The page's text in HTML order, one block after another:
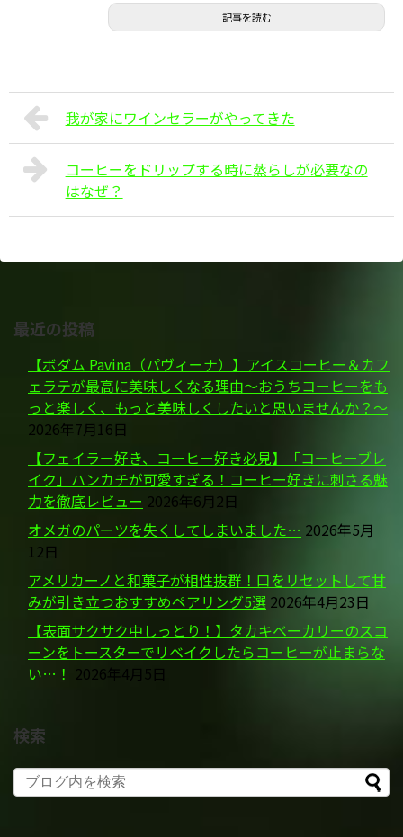
記事を読む
我が家にワインセラーがやってきた
コーヒーをドリップする時に蒸らしが必要なの
はなぜ？
最近の投稿
【ボダム Pavina（パヴィーナ）】アイスコーヒー＆カフ
ェラテが最高に美味しくなる理由～おうちコーヒーをも
っと楽しく、もっと美味しくしたいと思いませんか？～
2026年7月16日
【フェイラー好き、コーヒー好き必見】「コーヒーブレ
イク」ハンカチが可愛すぎる！コーヒー好きに刺さる魅
力を徹底レビュー 2026年6月2日
オメガのパーツを失くしてしまいました… 2026年5月
12日
アメリカーノと和菓子が相性抜群！口をリセットして甘
みが引き立つおすすめペアリング5選 2026年4月23日
【表面サクサク中しっとり！】タカキベーカリーのスコ
ーンをトースターでリベイクしたらコーヒーが止まらな
い…！ 2026年4月5日
検索